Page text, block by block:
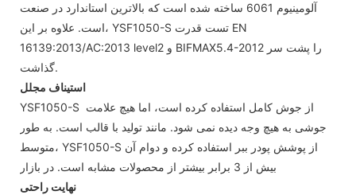
آلومینیوم 6061 ساخته شده است که بالاترین استاندارد در صنعت
است. علاوه بر این، YSF1050-S تست قدرت EN
16139:2013/AC:2013 level2 و BIFMAX5.4-2012 را پشت سر
گذاشت.
استیناف مجلل
YSF1050-S از جوش کامل استفاده کرده است، اما هیچ علامت
جوشی به هیچ وجه دیده نمی شود. مانند تولید با قالب است. به طور
متوسط، YSF1050-S از پوشش پودر ببر استفاده کرده و دوام آن
بیش از 3 برابر بیشتر از محصولات مشابه است. در بازار
نهایت راحتی